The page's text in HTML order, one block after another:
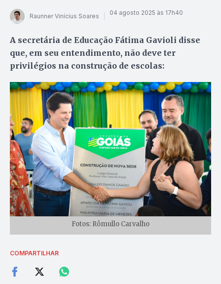
Raunner Vinícius Soares 04 agosto 2025 às 17h40
A secretária de Educação Fátima Gavioli disse
que, em seu entendimento, não deve ter
privilégios na construção de escolas:
Fotos: Rômullo Carvalho
COMPARTILHAR